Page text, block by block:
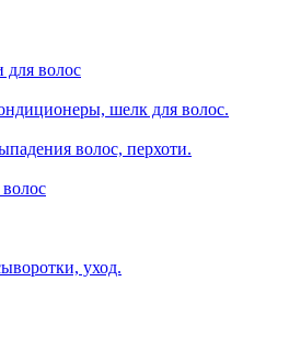
для волос
шелк для волос.
волос, перхоти.
уход.